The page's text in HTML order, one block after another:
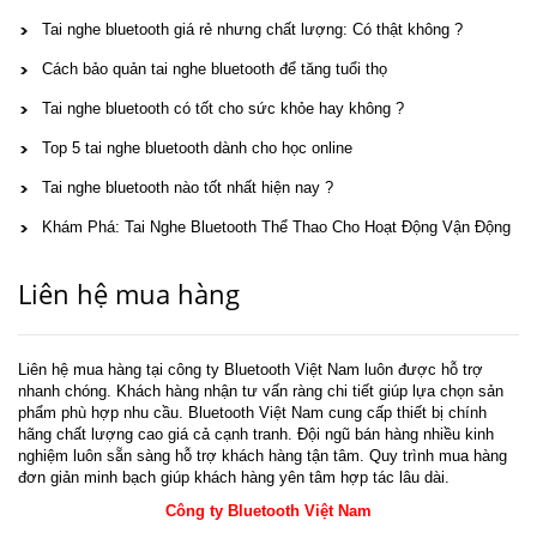
Tai nghe bluetooth giá rẻ nhưng chất lượng: Có thật không ?
Cách bảo quản tai nghe bluetooth để tăng tuổi thọ
Tai nghe bluetooth có tốt cho sức khỏe hay không ?
Top 5 tai nghe bluetooth dành cho học online
Tai nghe bluetooth nào tốt nhất hiện nay ?
Khám Phá: Tai Nghe Bluetooth Thể Thao Cho Hoạt Động Vận Động
Liên hệ mua hàng
Liên hệ mua hàng tại công ty Bluetooth Việt Nam luôn được hỗ trợ
nhanh chóng. Khách hàng nhận tư vấn ràng chi tiết giúp lựa chọn sản
phẩm phù hợp nhu cầu. Bluetooth Việt Nam cung cấp thiết bị chính
hãng chất lượng cao giá cả cạnh tranh. Đội ngũ bán hàng nhiều kinh
nghiệm luôn sẵn sàng hỗ trợ khách hàng tận tâm. Quy trình mua hàng
đơn giản minh bạch giúp khách hàng yên tâm hợp tác lâu dài.
Công ty Bluetooth Việt Nam